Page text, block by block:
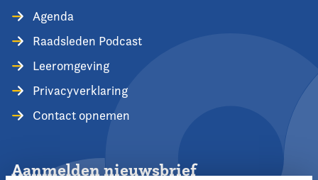
Agenda
Raadsleden Podcast
Leeromgeving
Privacyverklaring
Contact opnemen
Aanmelden nieuwsbrief